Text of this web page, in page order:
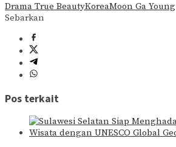
Drama True BeautyKoreaMoon Ga Young
Sebarkan
Pos terkait